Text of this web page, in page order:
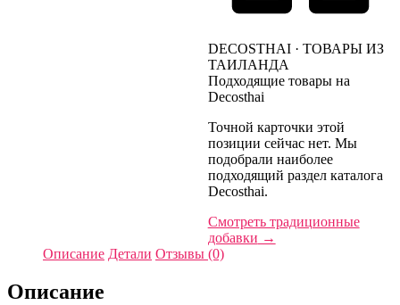
DECOSTHAI · ТОВАРЫ ИЗ
ТАИЛАНДА
Подходящие товары на
Decosthai
Точной карточки этой
позиции сейчас нет. Мы
подобрали наиболее
подходящий раздел каталога
Decosthai.
Смотреть традиционные
добавки →
Описание Детали Отзывы (0)
Описание